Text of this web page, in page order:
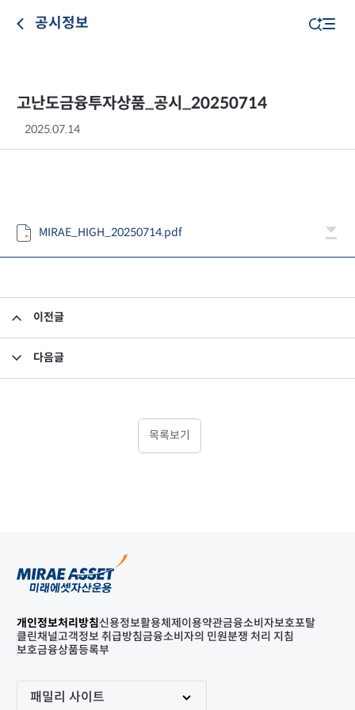
공시정보
고난도금융투자상품_공시_20250714
2025.07.14
MIRAE_HIGH_20250714.pdf
이전글
다음글
목록보기
개인정보처리방침신용정보활용체제 이용약관금융소비자보호포탈
클린채널고객정보 취급방침금융소비자의 민원분쟁 처리 지침
보호금융상품등록부
패밀리 사이트